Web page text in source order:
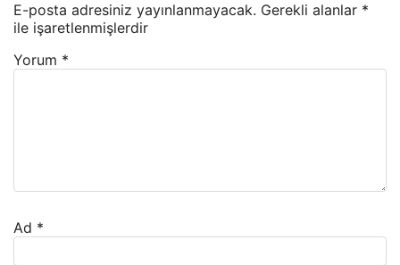
E-posta adresiniz yayınlanmayacak. Gerekli alanlar *
ile işaretlenmişlerdir
Yorum *
Ad *